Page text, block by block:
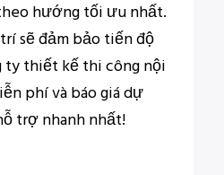
hướng tối ưu nhất.
sẽ đảm bảo tiến độ
ty thiết kế thi công nội
phí và báo giá dự
trợ nhanh nhất!